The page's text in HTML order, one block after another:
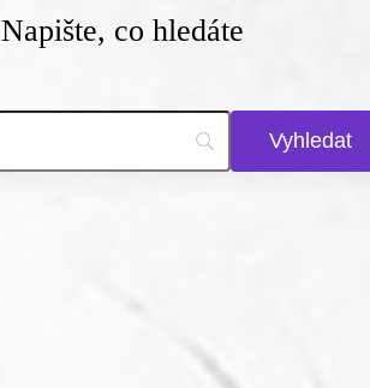
Napište, co hledáte